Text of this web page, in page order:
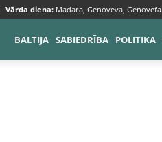
Vārda diena: Madara, Genoveva, Genovefa
BALTIJA SABIEDRĪBA POLITIKA